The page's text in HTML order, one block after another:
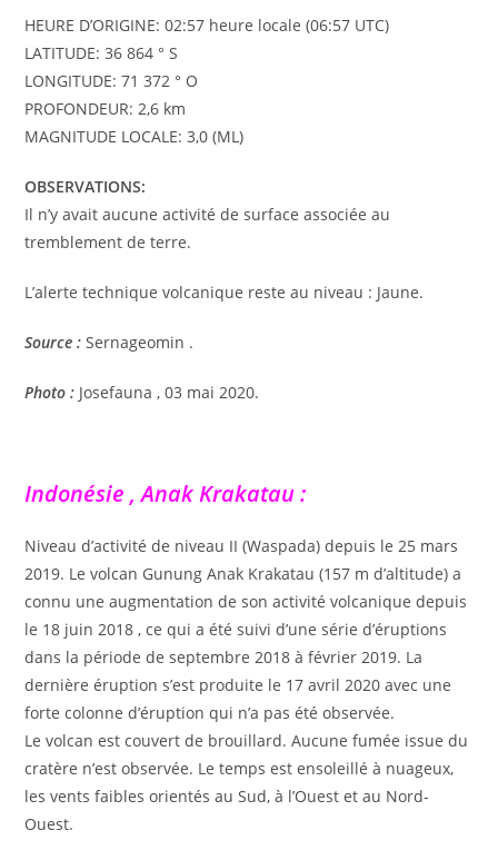
HEURE D’ORIGINE: 02:57 heure locale (06:57 UTC)
LATITUDE: 36 864 ° S
LONGITUDE: 71 372 ° O
PROFONDEUR: 2,6 km
MAGNITUDE LOCALE: 3,0 (ML)
OBSERVATIONS:
Il n’y avait aucune activité de surface associée au
tremblement de terre.
L’alerte technique volcanique reste au niveau : Jaune.
Source : Sernageomin .
Photo : Josefauna , 03 mai 2020.
Indonésie , Anak Krakatau :
Niveau d’activité de niveau II (Waspada) depuis le 25 mars
2019. Le volcan Gunung Anak Krakatau (157 m d’altitude) a
connu une augmentation de son activité volcanique depuis
le 18 juin 2018 , ce qui a été suivi d’une série d’éruptions
dans la période de septembre 2018 à février 2019. La
dernière éruption s’est produite le 17 avril 2020 avec une
forte colonne d’éruption qui n’a pas été observée.
Le volcan est couvert de brouillard. Aucune fumée issue du
cratère n’est observée. Le temps est ensoleillé à nuageux,
les vents faibles orientés au Sud, à l’Ouest et au Nord-
Ouest.